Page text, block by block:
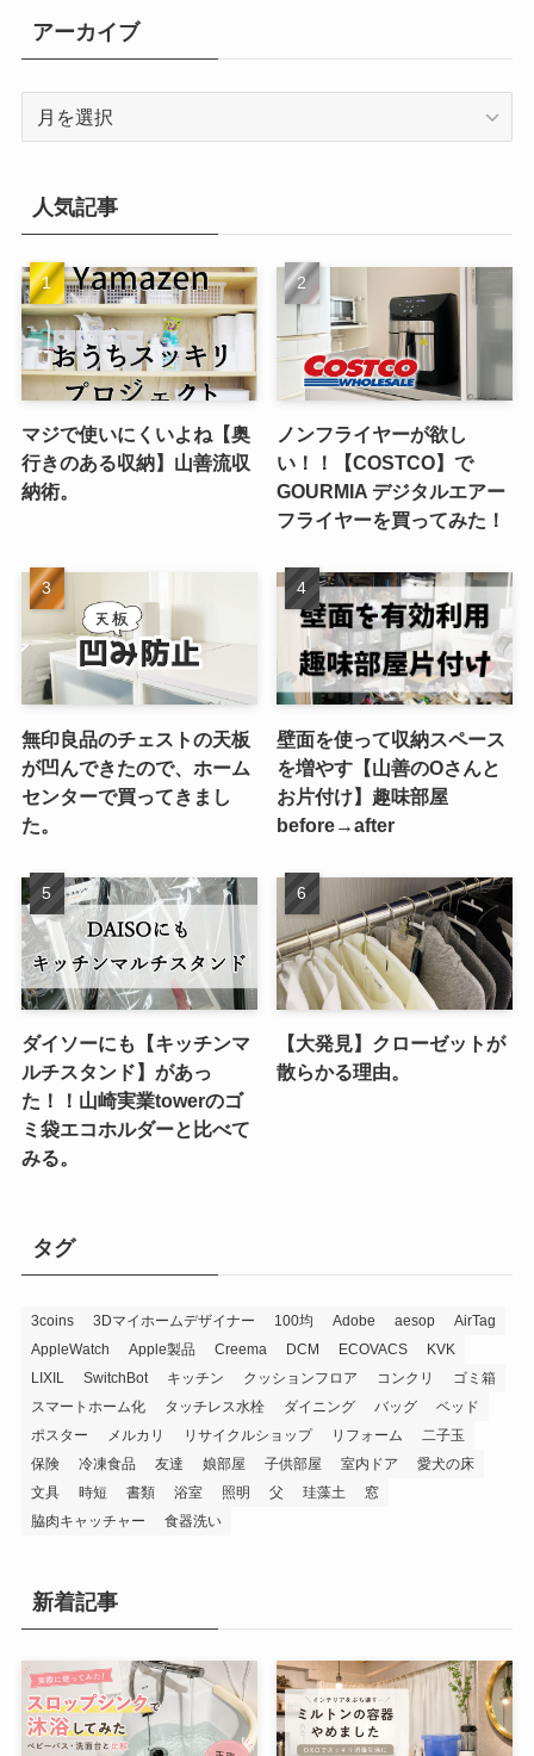
リ
ー
アーカイブ
ブ
人気記事
マジで使いにくいよね【奥
行きのある収納】山善流収
納術。
ノンフライヤーが欲し
い！！【COSTCO】で
GOURMIA デジタルエアー
フライヤーを買ってみた！
無印良品のチェストの天板
が凹んできたので、ホーム
センターで買ってきまし
た。
壁面を使って収納スペース
を増やす【山善のOさんと
お片付け】趣味部屋
before→after
ダイソーにも【キッチンマ
ルチスタンド】があっ
た！！山崎実業towerのゴ
ミ袋エコホルダーと比べて
みる。
【大発見】クローゼットが
散らかる理由。
タグ
3coins 3Dマイホームデザイナー 100均 Adobe aesop
AirTag
AppleWatch
Apple製品 Creema DCM ECOVACS
KVK
LIXIL
SwitchBot キッチン クッションフロア コンクリ
ゴミ箱
スマートホーム化
タッチレス水栓 ダイニング バッグ
ベッド
ポスター
メルカリ リサイクルショップ リフォーム
二子玉
保険
冷凍食品 友達 娘部屋 子供部屋 室内ドア
愛犬の床
文具
時短 書類 浴室 照明 父 珪藻土
窓
脇肉キャッチャー
食器洗い
新着記事